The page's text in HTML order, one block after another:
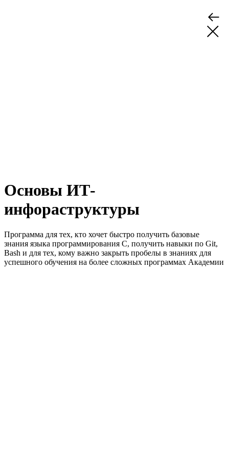
Основы ИТ-
инфораструктуры
Программа для тех, кто хочет быстро получить базовые
знания языка программирования C, получить навыки по Git,
Bash и для тех, кому важно закрыть пробелы в знаниях для
успешного обучения на более сложных программах Академии